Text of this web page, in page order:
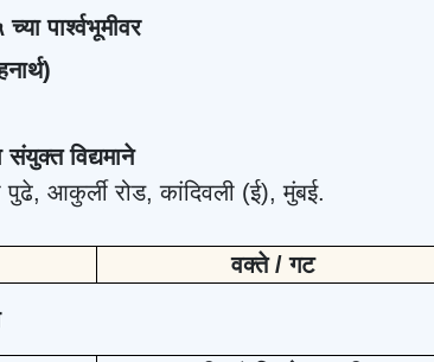
पार्श्वभूमीवर
संयुक्त विद्यमाने
पुढे, आकुर्ली रोड,कांदिवली (ई),मुंबई.
वक्ते / गट